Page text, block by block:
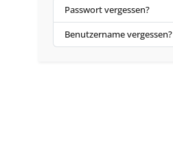
Passwort vergessen?
Benutzername vergessen?